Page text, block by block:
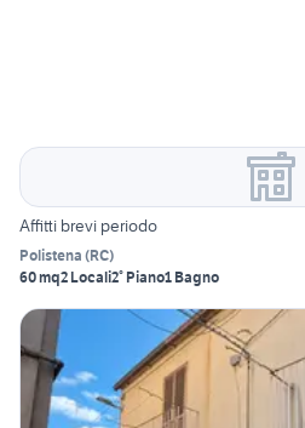
Affitti brevi periodo
Polistena (RC)
60 mq2 Locali2° Piano1 Bagno